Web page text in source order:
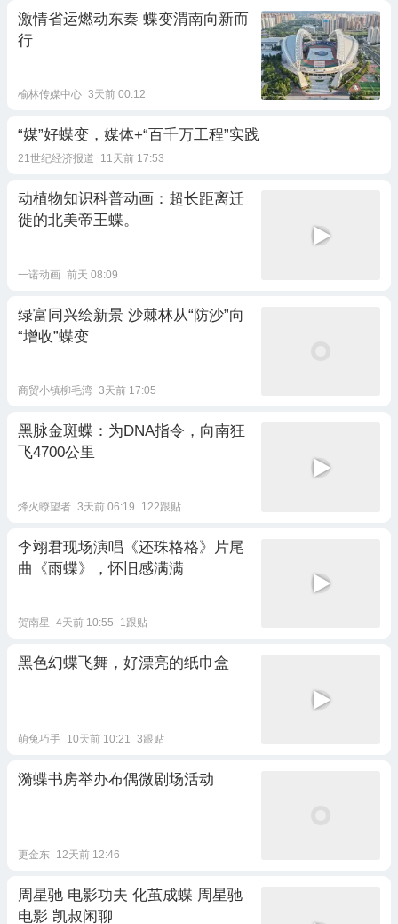
激情省运燃动东秦 蝶变渭南向新而
行
榆林传媒中心 3天前 00:12
“媒”好蝶变，媒体+“百千万工程”实践
21世纪经济报道 11天前 17:53
动植物知识科普动画：超长距离迁
徙的北美帝王蝶。
一诺动画 前天 08:09
绿富同兴绘新景 沙棘林从“防沙”向
“增收”蝶变
商贸小镇柳毛湾 3天前 17:05
黑脉金斑蝶：为DNA指令，向南狂
飞4700公里
烽火瞭望者 3天前 06:19 122跟贴
李翊君现场演唱《还珠格格》片尾
曲《雨蝶》，怀旧感满满
贺南星 4天前 10:55 1跟贴
黑色幻蝶飞舞，好漂亮的纸巾盒
萌兔巧手 10天前 10:21 3跟贴
漪蝶书房举办布偶微剧场活动
更金东 12天前 12:46
周星驰 电影功夫 化茧成蝶 周星驰
电影 凯叔闲聊